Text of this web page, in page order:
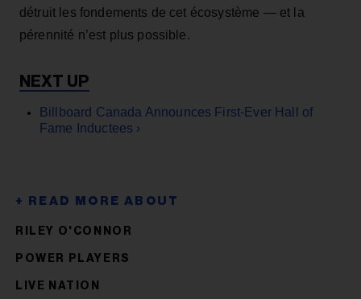
détruit les fondements de cet écosystème — et la
pérennité n’est plus possible.
Billboard Canada Announces First-Ever Hall of
Fame Inductees ›
RILEY O'CONNOR
POWER PLAYERS
LIVE NATION